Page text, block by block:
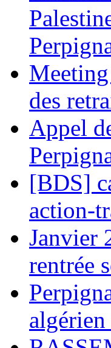
des
Appel
[BDS]
action-
Janvier
rentrée